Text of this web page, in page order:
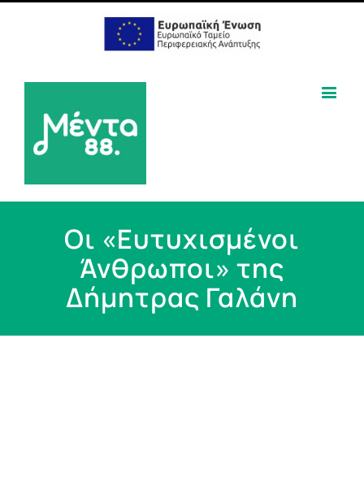
Οι «Ευτυχισμένοι
Άνθρωποι» της
Δήμητρας Γαλάνη